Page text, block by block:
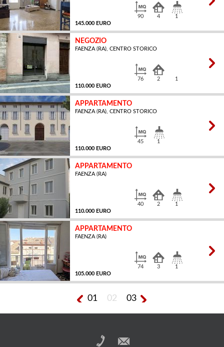
145.000 EURO
90 4 1
NEGOZIO
FAENZA (RA), CENTRO STORICO
110.000 EURO
76 2 1
APPARTAMENTO
FAENZA (RA), CENTRO STORICO
110.000 EURO
45 1
APPARTAMENTO
FAENZA (RA)
110.000 EURO
40 2 1
APPARTAMENTO
FAENZA (RA)
105.000 EURO
74
MQ
3 1
01 02 03